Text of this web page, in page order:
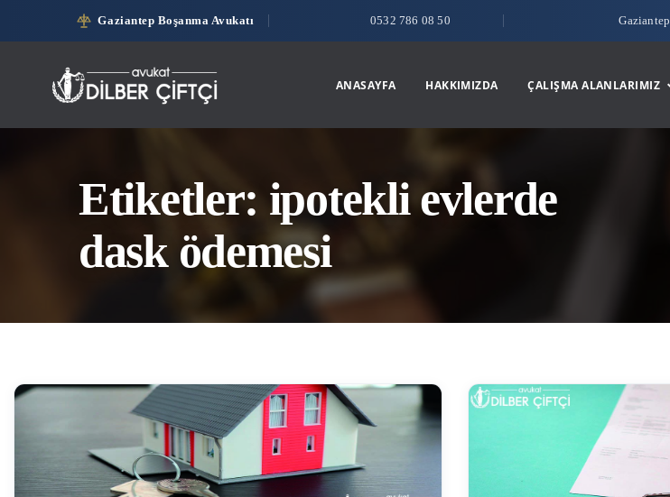
Gaziantep Boşanma Avukatı 0532 786 08 50 Gaziantep
ANASAYFA HAKKIMIZDA ÇALIŞMA ALANLARIMIZ
Etiketler: ipotekli evlerde
dask ödemesi